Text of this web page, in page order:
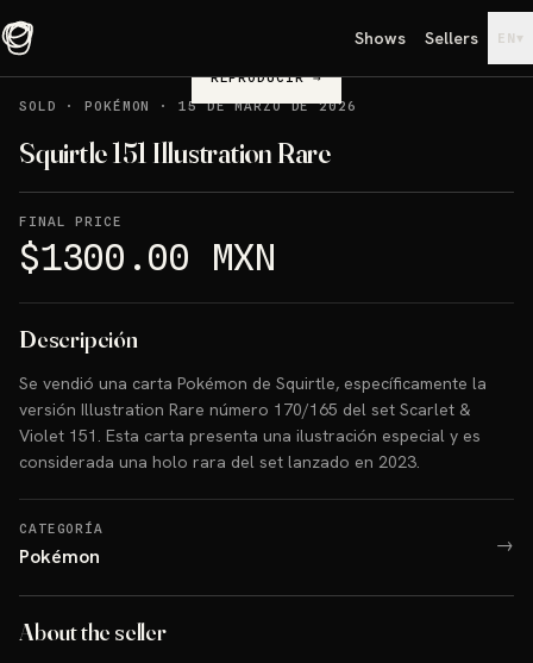
Shows Sellers EN ▾
REPRODUCIR→
SOLD
·POKÉMON · 15 DE MARZO DE 2026
Squirtle 151 Illustration Rare
FINAL PRICE
$1300.00 MXN
Descripción
Se vendió una carta Pokémon de Squirtle, específicamente la
versión Illustration Rare número 170/165 del set Scarlet &
Violet 151. Esta carta presenta una ilustración especial y es
considerada una holo rara del set lanzado en 2023.
CATEGORÍA
Pokémon →
About the seller